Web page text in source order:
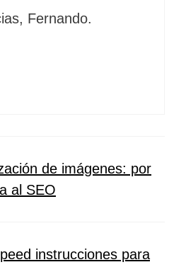
Fernando.
de imágenes: por
al SEO
instrucciones para